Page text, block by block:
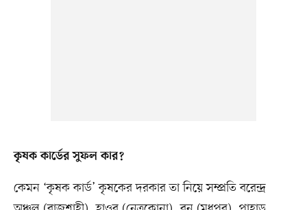
কৃষক কার্ডের সুফল কার?
কেমন ‘কৃষক কার্ড’ কৃষকের দরকার তা নিয়ে সম্প্রতি বরেন্দ্র